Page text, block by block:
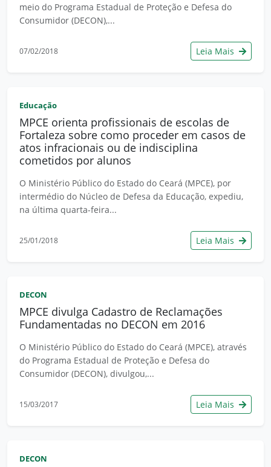
meio do Programa Estadual de Proteção e Defesa do
Consumidor (DECON),...
07/02/2018 Leia Mais
Educação
MPCE orienta profissionais de escolas de
Fortaleza sobre como proceder em casos de
atos infracionais ou de indisciplina
cometidos por alunos
O Ministério Público do Estado do Ceará (MPCE), por
intermédio do Núcleo de Defesa da Educação, expediu,
na última quarta-feira...
25/01/2018 Leia Mais
DECON
MPCE divulga Cadastro de Reclamações
Fundamentadas no DECON em 2016
O Ministério Público do Estado do Ceará (MPCE), através
do Programa Estadual de Proteção e Defesa do
Consumidor (DECON), divulgou,...
15/03/2017 Leia Mais
DECON